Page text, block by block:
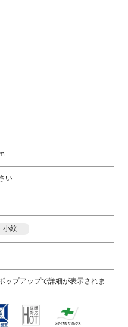
い
小紋
ップアップで詳細が表示されま